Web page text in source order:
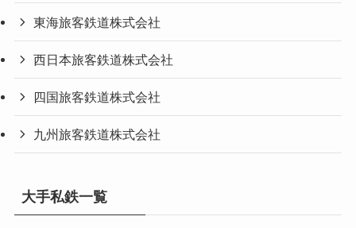
東海旅客鉄道株式会社
西日本旅客鉄道株式会社
四国旅客鉄道株式会社
九州旅客鉄道株式会社
大手私鉄一覧